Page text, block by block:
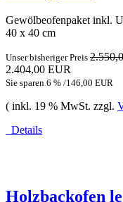
Gewölbeofenpaket inkl.
40 x 40 cm
Unser bisheriger Preis
2.404,00 EUR
Sie sparen 6 % /146,00 EUR
( inkl. 19 % MwSt. zzgl.
Details
Holzbackofen